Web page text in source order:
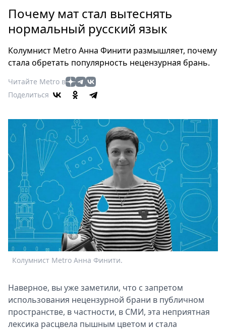
Россия
Мир
Еда
Мода
Театр
Афиша
Книги
Выставки
Пресс-
релизы
О
Metro
Стримы
Спецпроекты
Звезды
Выборы
Скачай
Metro
Почему мат стал вытеснять
нормальный русский язык
Колумнист Metro Анна Финити размышляет, почему
стала обретать популярность нецензурная брань.
Читайте Metro в
Поделиться
Колумнист Metro Анна Финити.
Наверное, вы уже заметили, что с запретом
использования нецензурной брани в публичном
пространстве, в частности, в СМИ, эта неприятная
лексика расцвела пышным цветом и стала